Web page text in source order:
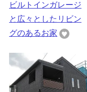
ビルトインガレージ
と広々としたリビン
グのあるお家